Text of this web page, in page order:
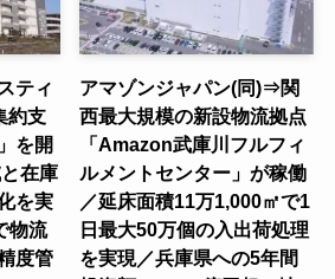
ティ
約支
を開
在庫
を実
物流
度管
アマゾンジャパン(同)⇒関
西最大規模の新設物流拠点
「Amazon武庫川フルフィ
ルメントセンター」が稼働
／延床面積11万1,000㎡で1
日最大50万個の入出荷処理
を実現／兵庫県への5年間